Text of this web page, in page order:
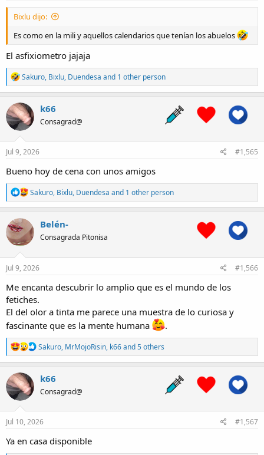
Bixlu dijo:
Es como en la mili y aquellos calendarios que tenían los abuelos
El asfixiometro jajaja
R
e
a
c
t
i
o
n
s
Sakuro, Bixlu, Duendesa and 1 other person
k66
Consagrad@
Jul 9, 2026 #1,565
Bueno hoy de cena con unos amigos
R
e
a
t
i
n
s
Sakuro, Bixlu, Duendesa and 1 other person
Belén-
Consagrada Pitonisa
Jul 9, 2026 #1,566
Me encanta descubrir lo amplio que es el mundo de los
fetiches.
El del olor a tinta me parece una muestra de lo curiosa y
fascinante que es la mente humana
.
R
e
a
c
n
s
Sakuro, MrMojoRisin, k66and 5 others
k66
Consagrad@
Jul 10, 2026 #1,567
Ya en casa disponible